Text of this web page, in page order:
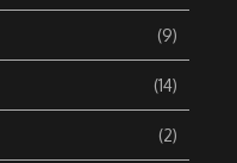
(9)
(14)
(2)